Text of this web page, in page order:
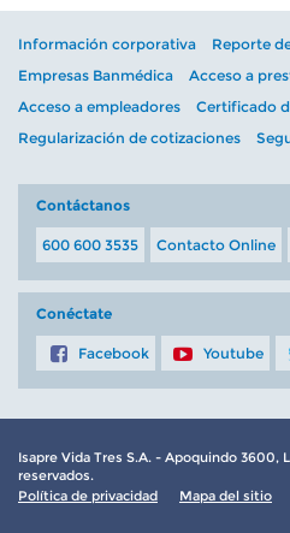
Información corporativa
Reporte
Empresas Banmédica
Acceso a
Acceso a empleadores
Certificado
Regularización de cotizaciones
Contáctanos
600 600 3535 Contacto Online
Conéctate
Facebook Youtube
Isapre Vida Tres S.A. - Apoquindo 3600,
reservados.
Política de privacidad
Mapa del sitio